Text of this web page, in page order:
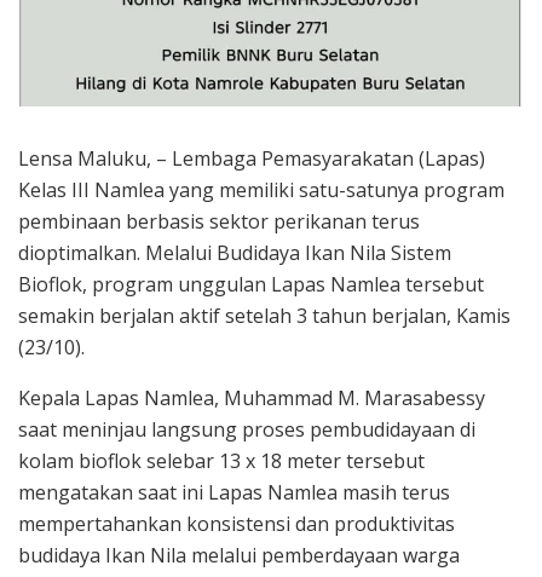
Lensa Maluku, – Lembaga Pemasyarakatan (Lapas)
Kelas III Namlea yang memiliki satu-satunya program
pembinaan berbasis sektor perikanan terus
dioptimalkan. Melalui Budidaya Ikan Nila Sistem
Bioflok, program unggulan Lapas Namlea tersebut
semakin berjalan aktif setelah 3 tahun berjalan, Kamis
(23/10).
Kepala Lapas Namlea, Muhammad M. Marasabessy
saat meninjau langsung proses pembudidayaan di
kolam bioflok selebar 13 x 18 meter tersebut
mengatakan saat ini Lapas Namlea masih terus
mempertahankan konsistensi dan produktivitas
budidaya Ikan Nila melalui pemberdayaan warga